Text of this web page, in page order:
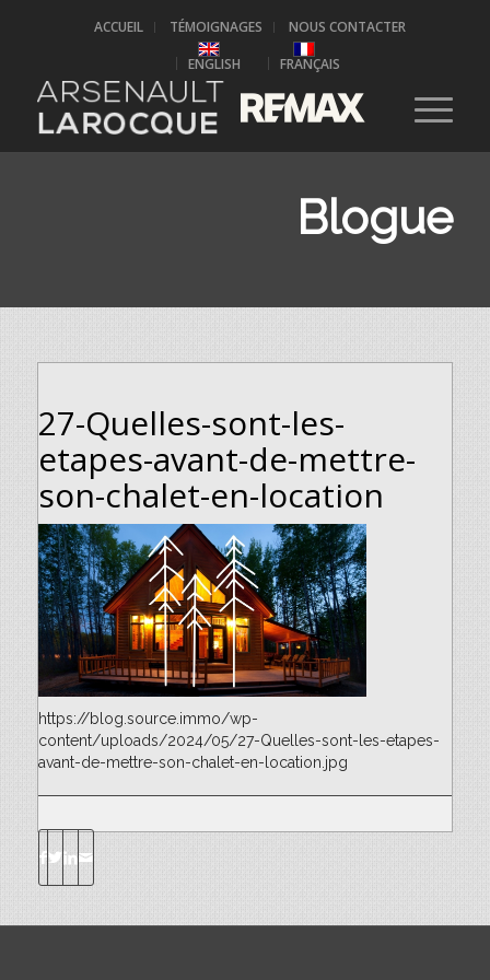
ACCUEIL TÉMOIGNAGES
NOUS CONTACTER
ENGLISH
FRANÇAIS
Blogue
27-Quelles-sont-les-
etapes-avant-de-mettre-
son-chalet-en-location
https://blog.source.immo/wp-
content/uploads/2024/05/27-Quelles-sont-les-etapes-
avant-de-mettre-son-chalet-en-location.jpg